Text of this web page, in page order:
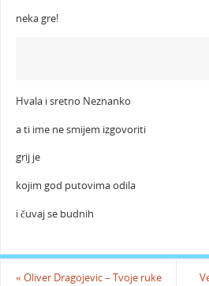
neka gre!
Hvala i sretno Neznanko
a ti ime ne smijem izgovoriti
grij je
kojim god putovima odila
i čuvaj se budnih
« Oliver Dragojevic – Tvoje ruke